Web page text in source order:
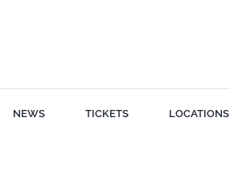
NEWS TICKETS LOCATIONS